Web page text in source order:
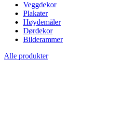
Veggdekor
Plakater
Høydemåler
Dørdekor
Bilderammer
Alle produkter